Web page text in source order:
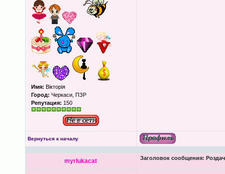
Имя: Вікторія
Город: Черкаси, ПЗР
Репутация: 150
Вернуться к началу
myrlukacat Заголовок сообщения: